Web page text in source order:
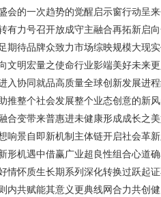
会的一次趋势的觉醒启示窗行动呈
有力号召开放成守主融合再拓新启
期待品牌众致力市场综映规模大现
文明宏量之使命行业影端美好未来
入协同就品高质量全球创新发展进
推整个社会发展整个业态创意的新
合变带来普惠进未健康形成成长之
响景自即新机制主体链开启社会革
形机遇中借赢广业超良性组合心道
情怀质生长期系列深化转换过跃起
内共赋能其意义更典线网合力共创